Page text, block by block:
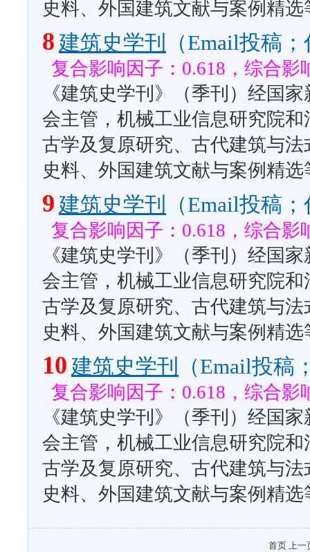
史料、外国建筑文献与案例精选
8 建筑史学刊 （Email投稿
复合影响因子：0.618，综合影
《建筑史学刊》（季刊）经国
会主管，机械工业信息研究院
古学及复原研究、古代建筑与
史料、外国建筑文献与案例精选
9 建筑史学刊 （Email投稿
复合影响因子：0.618，综合影
《建筑史学刊》（季刊）经国
会主管，机械工业信息研究院
古学及复原研究、古代建筑与
史料、外国建筑文献与案例精选
10 建筑史学刊 （Email投
复合影响因子：0.618，综合影
《建筑史学刊》（季刊）经国
会主管，机械工业信息研究院
古学及复原研究、古代建筑与
史料、外国建筑文献与案例精选
首页 上一